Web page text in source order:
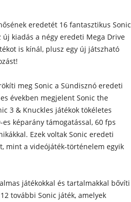
eredetét 16 fantasztikus Sonic
kiadás a négy eredeti Mega Drive
is kínál, plusz egy új játszható
meg Sonic a Sündisznó eredeti
években megjelent Sonic the
3 & Knuckles játékok tökéletes
képarány támogatással, 60 fps
Ezek voltak Sonic eredeti
mint a videójáték-történelem egyik
játékokkal és tartalmakkal bővíti
további Sonic játék, amelyek